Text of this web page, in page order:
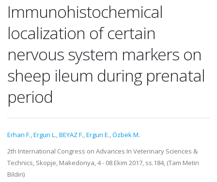
Immunohistochemical
localization of certain
nervous system markers on
sheep ileum during prenatal
period
Erhan F.,Ergun L.,BEYAZ F.,Ergun E.,Özbek M.
2th International Congress on Advances In Veterinary Sciences &
Technics, Skopje, Makedonya, 4 - 08 Ekim 2017, ss.184, (Tam Metin
Bildiri)